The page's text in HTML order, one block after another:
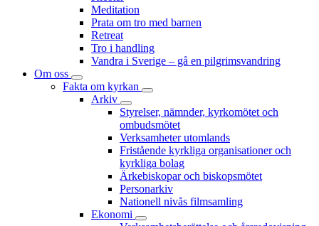
Meditation
Prata om tro med barnen
Retreat
Tro i handling
Vandra i Sverige – gå en pilgrimsvandring
Om oss
Fakta om kyrkan
Arkiv
Styrelser, nämnder, kyrkomötet och
ombudsmötet
Verksamheter utomlands
Fristående kyrkliga organisationer och
kyrkliga bolag
Ärkebiskopar och biskopsmötet
Personarkiv
Nationell nivås filmsamling
Ekonomi